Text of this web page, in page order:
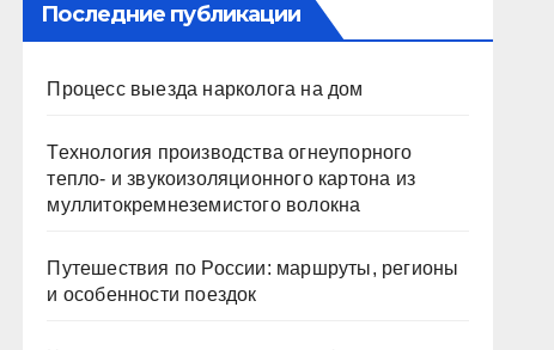
Последние публикации
Процесс выезда нарколога на дом
Технология производства огнеупорного
тепло- и звукоизоляционного картона из
муллитокремнеземистого волокна
Путешествия по России: маршруты, регионы
и особенности поездок